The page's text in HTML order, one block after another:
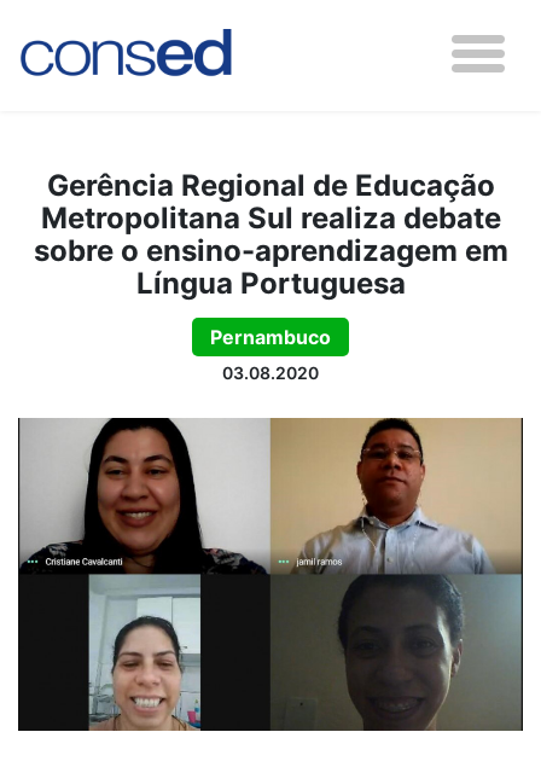
Gerência Regional de Educação
Metropolitana Sul realiza debate
sobre o ensino-aprendizagem em
Língua Portuguesa
Pernambuco
03.08.2020